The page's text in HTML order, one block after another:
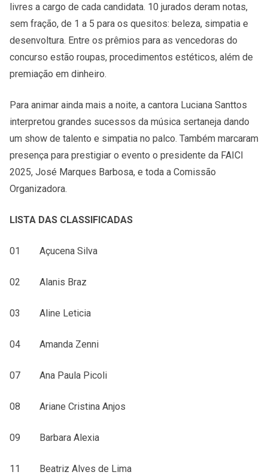
livres a cargo de cada candidata. 10 jurados deram notas,
sem fração, de 1 a 5 para os quesitos: beleza, simpatia e
desenvoltura. Entre os prêmios para as vencedoras do
concurso estão roupas, procedimentos estéticos, além de
premiação em dinheiro.
Para animar ainda mais a noite, a cantora Luciana Santtos
interpretou grandes sucessos da música sertaneja dando
um show de talento e simpatia no palco. Também marcaram
presença para prestigiar o evento o presidente da FAICI
2025, José Marques Barbosa, e toda a Comissão
Organizadora.
LISTA DAS CLASSIFICADAS
01 Açucena Silva
02 Alanis Braz
03 Aline Leticia
04 Amanda Zenni
07 Ana Paula Picoli
08 Ariane Cristina Anjos
09 Barbara Alexia
11 Beatriz Alves de Lima